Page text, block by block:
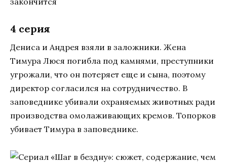
4 серия
Дениса и Андрея взяли в заложники. Жена
Тимура Люся погибла под камнями, преступники
угрожали, что он потеряет еще и сына, поэтому
директор согласился на сотрудничество. В
заповеднике убивали охраняемых животных ради
производства омолаживающих кремов. Топорков
убивает Тимура в заповеднике.